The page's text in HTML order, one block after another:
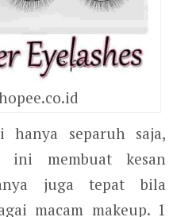
separuh saja,
ini membuat kesan
juga tepat bila
macam makeup. 1